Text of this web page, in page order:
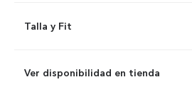
Talla y Fit
Ver disponibilidad en tienda